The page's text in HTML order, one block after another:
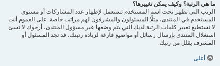
ما هي الرتبة؟ وكيف يمكن تغييرها؟
الرتب التي تظهر تحت اسم المستخدم تستعمل لإظهار عدد المشاركات أو مستوى
المستخدم في المنتدى، مثلًا المسئولون والمشرفون لهم مراتب خاصة. على العموم أنت
لا تستطيع تغيير كلمات الرتبة لديك التي يتم وضعها عبر مسؤول المنتدى، أرجوك لا تسئ
استغلال المنتدى بإرسال رسائل أو مواضيع فارغة لزيادة رتبتك، قد تجد المسئول أو
المشرف يقلل من رتبك.
أعلى